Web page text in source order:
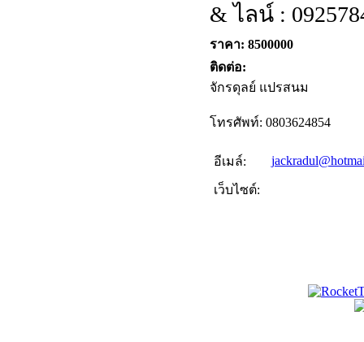
& ไลน์ :
ราคา: 8500000
ติดต่อ:
จักรดุลย์ แปรสนม
โทรศัพท์: 0803624854
อีเมล์:
เว็บไซต์: